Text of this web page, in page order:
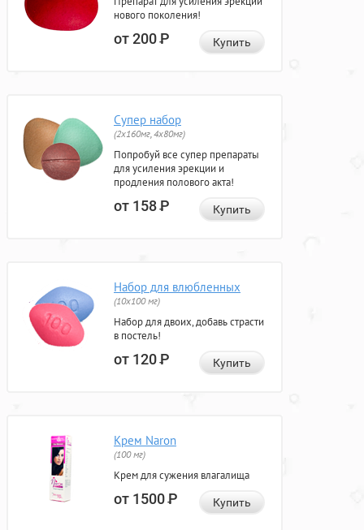
нового поколения!
от 200Р Купить
Супер набор
(2х160мг, 4х80мг)
Попробуй все супер препараты
для усиления эрекции и
продления полового акта!
от 158Р Купить
Набор для влюбленных
(10х100 мг)
Набор для двоих, добавь страсти
в постель!
от 120Р Купить
Крем Naron
(100 мг)
Крем для сужения влагалища
от 1500Р Купить